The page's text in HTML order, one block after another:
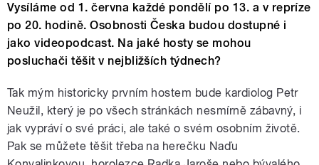
Vysíláme od 1. června každé pondělí po 13. a v repríze
po 20. hodině. Osobnosti Česka budou dostupné i
jako videopodcast. Na jaké hosty se mohou
posluchači těšit v nejbližších týdnech?
Tak mým historicky prvním hostem bude kardiolog Petr
Neužil, který je po všech stránkách nesmírně zábavný, i
jak vypráví o své práci, ale také o svém osobním životě.
Pak se můžete těšit třeba na herečku Naďu